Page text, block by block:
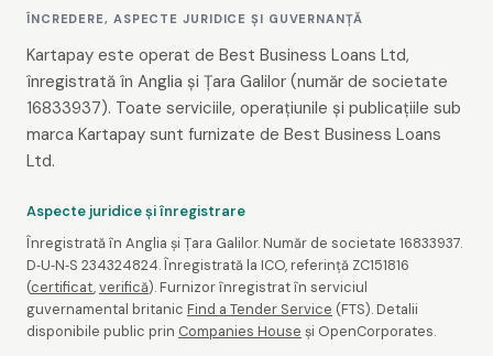
ÎNCREDERE, ASPECTE JURIDICE ȘI GUVERNANȚĂ
Kartapay este operat de Best Business Loans Ltd,
înregistrată în Anglia și Țara Galilor (număr de societate
16833937). Toate serviciile, operațiunile și publicațiile sub
marca Kartapay sunt furnizate de Best Business Loans
Ltd.
Aspecte juridice și înregistrare
Înregistrată în Anglia și Țara Galilor. Număr de societate 16833937.
D‑U‑N‑S 234324824. Înregistrată la ICO, referință ZC151816
(certificat,verifică). Furnizor înregistrat în serviciul
guvernamental britanic Find a Tender Service (FTS). Detalii
disponibile public prin Companies House și OpenCorporates.